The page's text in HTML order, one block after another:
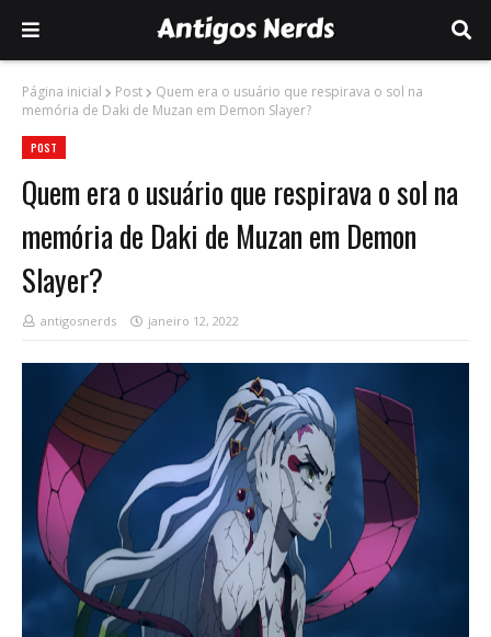
Página inicial Post
Quem era o usuário que respirava o sol na
memória de Daki de Muzan em Demon Slayer?
POST
Quem era o usuário que respirava o sol na
memória de Daki de Muzan em Demon
Slayer?
antigosnerds janeiro 12, 2022